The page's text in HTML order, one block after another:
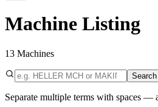
Machine Listing
13 Machines
Search
Separate multiple terms with spaces —